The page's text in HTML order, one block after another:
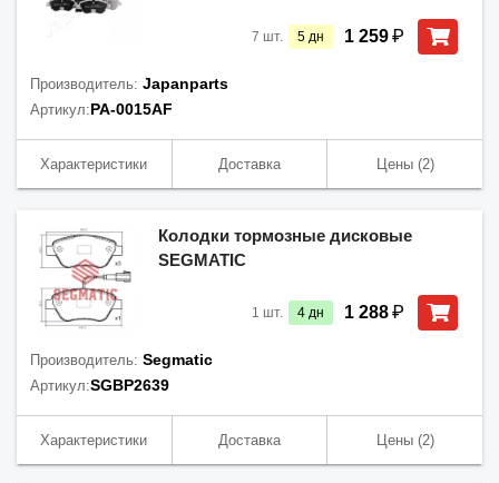
7 шт. 5 дн 1 259₽
Производитель: Japanparts
Артикул:PA-0015AF
Характеристики Доставка Цены(2)
Колодки тормозные дисковые
SEGMATIC
1 шт. 4 дн 1 288₽
Производитель: Segmatic
Артикул:SGBP2639
Характеристики Доставка Цены(2)